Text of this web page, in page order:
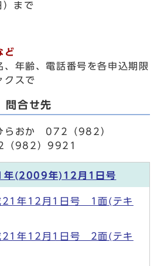
まで
ど
、年齢、電話番号を各申込期限
クスで
問合せ先
らおか 072（982）
（982）9921
年(2009年)12月1日号
21年12月1日号 1面(テキ
21年12月1日号 2面(テキ